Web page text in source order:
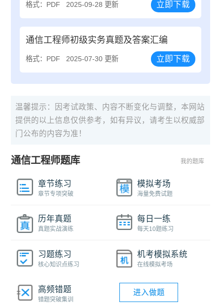
格式：PDF 2025-09-28 更新 立即下载
通信工程师初级实务真题及答案汇编
格式：PDF 2025-07-30 更新 立即下载
温馨提示：因考试政策、内容不断变化与调整，本网站
提供的以上信息仅供参考，如有异议，请考生以权威部
门公布的内容为准！
通信工程师题库 我的题库
章节练习
章节专项突破
模拟考场
海量免费试题
历年真题
真题实战演练
每日一练
每天10题练习
习题练习
核心知识点练习
机考模拟系统
在线模拟考场
高频错题
错题突破集训
进入做题